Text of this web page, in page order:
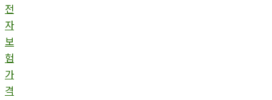
전
자
보
험
가
격